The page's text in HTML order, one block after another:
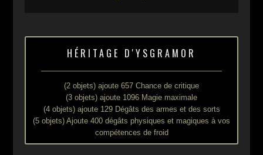
HÉRITAGE D'YSGRAMOR
(2 objets) ajoute 657 Chance de critique
(3 objets) ajoute 1096 Magie maximale
(4 objets) ajoute 129 Dégâts des armes et des sorts
(5 objets) Ajoute 400 dégâts physiques et magiques à vos
compétences de froid